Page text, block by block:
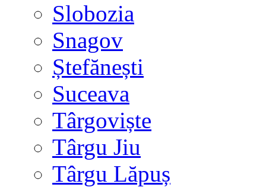
Slobozia
Snagov
Ștefănești
Suceava
Târgoviște
Târgu Jiu
Târgu Lăpuș